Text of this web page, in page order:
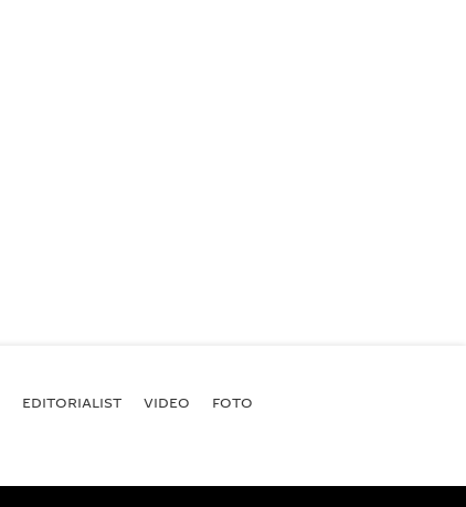
EDITORIALIST VIDEO FOTO